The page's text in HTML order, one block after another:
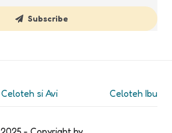
Subscribe
Celoteh si Avi Celoteh Ibu